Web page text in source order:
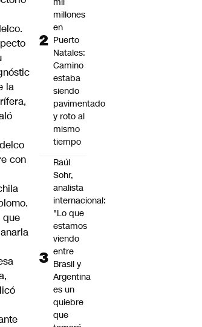
la
con
que
millones
en
Puerto
Natales:
Camino
estaba
siendo
pavimentado
y roto al
mismo
tiempo
Raúl
Sohr,
analista
internacional:
"Lo que
estamos
viendo
entre
Brasil y
Argentina
es un
quiebre
que